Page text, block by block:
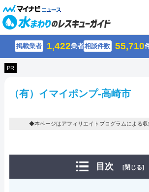
掲載業者 1,422業者相談件数 55,710
PR
（有）イマイポンプ-高崎市
◆本ページはアフィリエイトプログラムによる収
目次 [閉じる]